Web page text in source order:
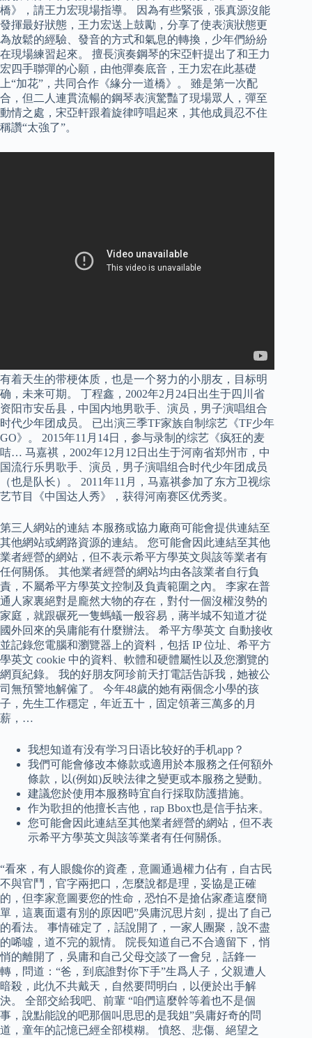
橋》，請王力宏現場指導。 因為有些緊張，張真源沒能
發揮最好狀態，王力宏送上鼓勵，分享了使表演狀態更
為放鬆的經驗、發音的方式和氣息的轉換，少年們紛紛
在現場練習起來。 擅長演奏鋼琴的宋亞軒提出了和王力
宏四手聯彈的心願，由他彈奏底音，王力宏在此基礎
上“加花”，共同合作《緣分一道橋》。 雖是第一次配
合，但二人連貫流暢的鋼琴表演驚豔了現場眾人，彈至
動情之處，宋亞軒跟着旋律哼唱起來，其他成員忍不住
稱讚“太強了”。
有着天生的带梗体质，也是一个努力的小朋友，目标明
确，未来可期。 丁程鑫，2002年2月24日出生于四川省
资阳市安岳县，中国内地男歌手、演员，男子演唱组合
时代少年团成员。 已出演三季TF家族自制综艺《TF少年
GO》。 2015年11月14日，参与录制的综艺《疯狂的麦
咭… 马嘉祺，2002年12月12日出生于河南省郑州市，中
国流行乐男歌手、演员，男子演唱组合时代少年团成员
（也是队长）。 2011年11月，马嘉祺参加了东方卫视综
艺节目《中国达人秀》，获得河南赛区优秀奖。
第三人網站的連結 本服務或協力廠商可能會提供連結至
其他網站或網路資源的連結。 您可能會因此連結至其他
業者經營的網站，但不表示希平方學英文與該等業者有
任何關係。 其他業者經營的網站均由各該業者自行負
責，不屬希平方學英文控制及負責範圍之內。 李家在普
通人家裏絕對是龐然大物的存在，對付一個沒權沒勢的
家庭，就跟碾死一隻螞蟻一般容易，蔣半城不知道才從
國外回來的吳庸能有什麼辦法。 希平方學英文 自動接收
並記錄您電腦和瀏覽器上的資料，包括 IP 位址、希平方
學英文 cookie 中的資料、軟體和硬體屬性以及您瀏覽的
網頁紀錄。 我的好朋友阿珍前天打電話告訴我，她被公
司無預警地解僱了。 今年48歲的她有兩個念小學的孩
子，先生工作穩定，年近五十，固定領著三萬多的月
薪，…
我想知道有没有学习日语比较好的手机app？
我們可能會修改本條款或適用於本服務之任何額外
條款，以(例如)反映法律之變更或本服務之變動。
建議您於使用本服務時宜自行採取防護措施。
作为歌担的他擅长吉他，rap Bbox也是信手拈来。
您可能會因此連結至其他業者經營的網站，但不表
示希平方學英文與該等業者有任何關係。
“看來，有人眼饞你的資產，意圖通過權力佔有，自古民
不與官鬥，官字兩把口，怎麼說都是理，妥協是正確
的，但李家意圖要您的性命，恐怕不是搶佔家產這麼簡
單，這裏面還有別的原因吧”吳庸沉思片刻，提出了自己
的看法。 事情確定了，話說開了，一家人團聚，說不盡
的唏噓，道不完的親情。 院長知道自己不合適留下，悄
悄的離開了，吳庸和自己父母交談了一會兒，話鋒一
轉，問道：“爸，到底誰對你下手”生爲人子，父親遭人
暗殺，此仇不共戴天，自然要問明白，以便於出手解
決。 全部交給我吧、前輩 “咱們這麼幹等着也不是個
事，說點能說的吧那個叫思思的是我姐”吳庸好奇的問
道，童年的記憶已經全部模糊。 憤怒、悲傷、絕望之